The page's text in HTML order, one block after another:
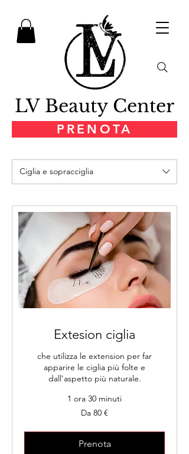
PRENOTA
LV Beauty Center
Ciglia e sopracciglia
Extesion ciglia
che utilizza le extension per far
apparire le ciglia più folte e
dall'aspetto più naturale.
1 ora 30 minuti
Da 80 €
Prenota